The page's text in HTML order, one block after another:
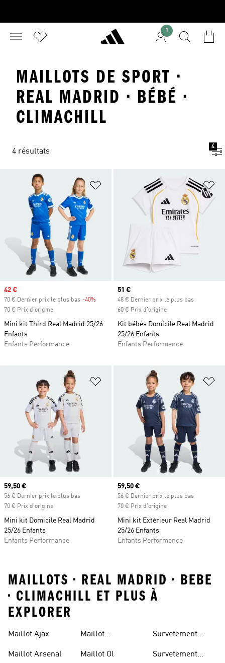
1
MAILLOTS DE SPORT ·
REAL MADRID · BÉBÉ ·
CLIMACHILL
4 résultats
4
Ajouter à la Liste de produits
Prix soldé
42 €
70 € Dernier prix le plus bas -40%
70 € Prix d'origine
Mini kit Third Real Madrid 25/26
Enfants
Enfants Performance
Prix actuel
51 €
48 € Dernier prix le plus bas
60 € Prix d'origine
Kit bébés Domicile Real Madrid
25/26 Enfants
Enfants Performance
Ajouter à la Liste de produits
Prix actuel
59,50 €
56 € Dernier prix le plus bas
70 € Prix d'origine
Mini kit Domicile Real Madrid
25/26 Enfants
Enfants Performance
Prix actuel
59,50 €
56 € Dernier prix le plus bas
70 € Prix d'origine
Mini kit Extérieur Real Madrid
25/26 Enfants
Enfants Performance
MAILLOTS • REAL MADRID • BEBE
• CLIMACHILL ET PLUS À
EXPLORER
Maillot Ajax
Maillot Arsenal
Maillot
United
Maillot Ol
Survetement
Survetement